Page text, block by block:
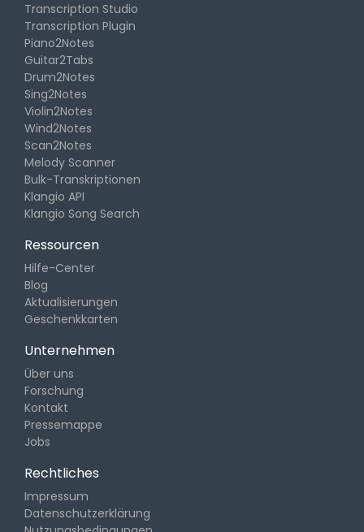
Transcription Studio
Transcription Plugin
Piano2Notes
Guitar2Tabs
Drum2Notes
Sing2Notes
Violin2Notes
Wind2Notes
Scan2Notes
Melody Scanner
Bulk-Transkriptionen
Klangio API
Klangio Song Search
Ressourcen
Hilfe-Center
Blog
Aktualisierungen
Geschenkkarten
Unternehmen
Über uns
Forschung
Kontakt
Pressemappe
Jobs
Rechtliches
Impressum
Datenschutzerklärung